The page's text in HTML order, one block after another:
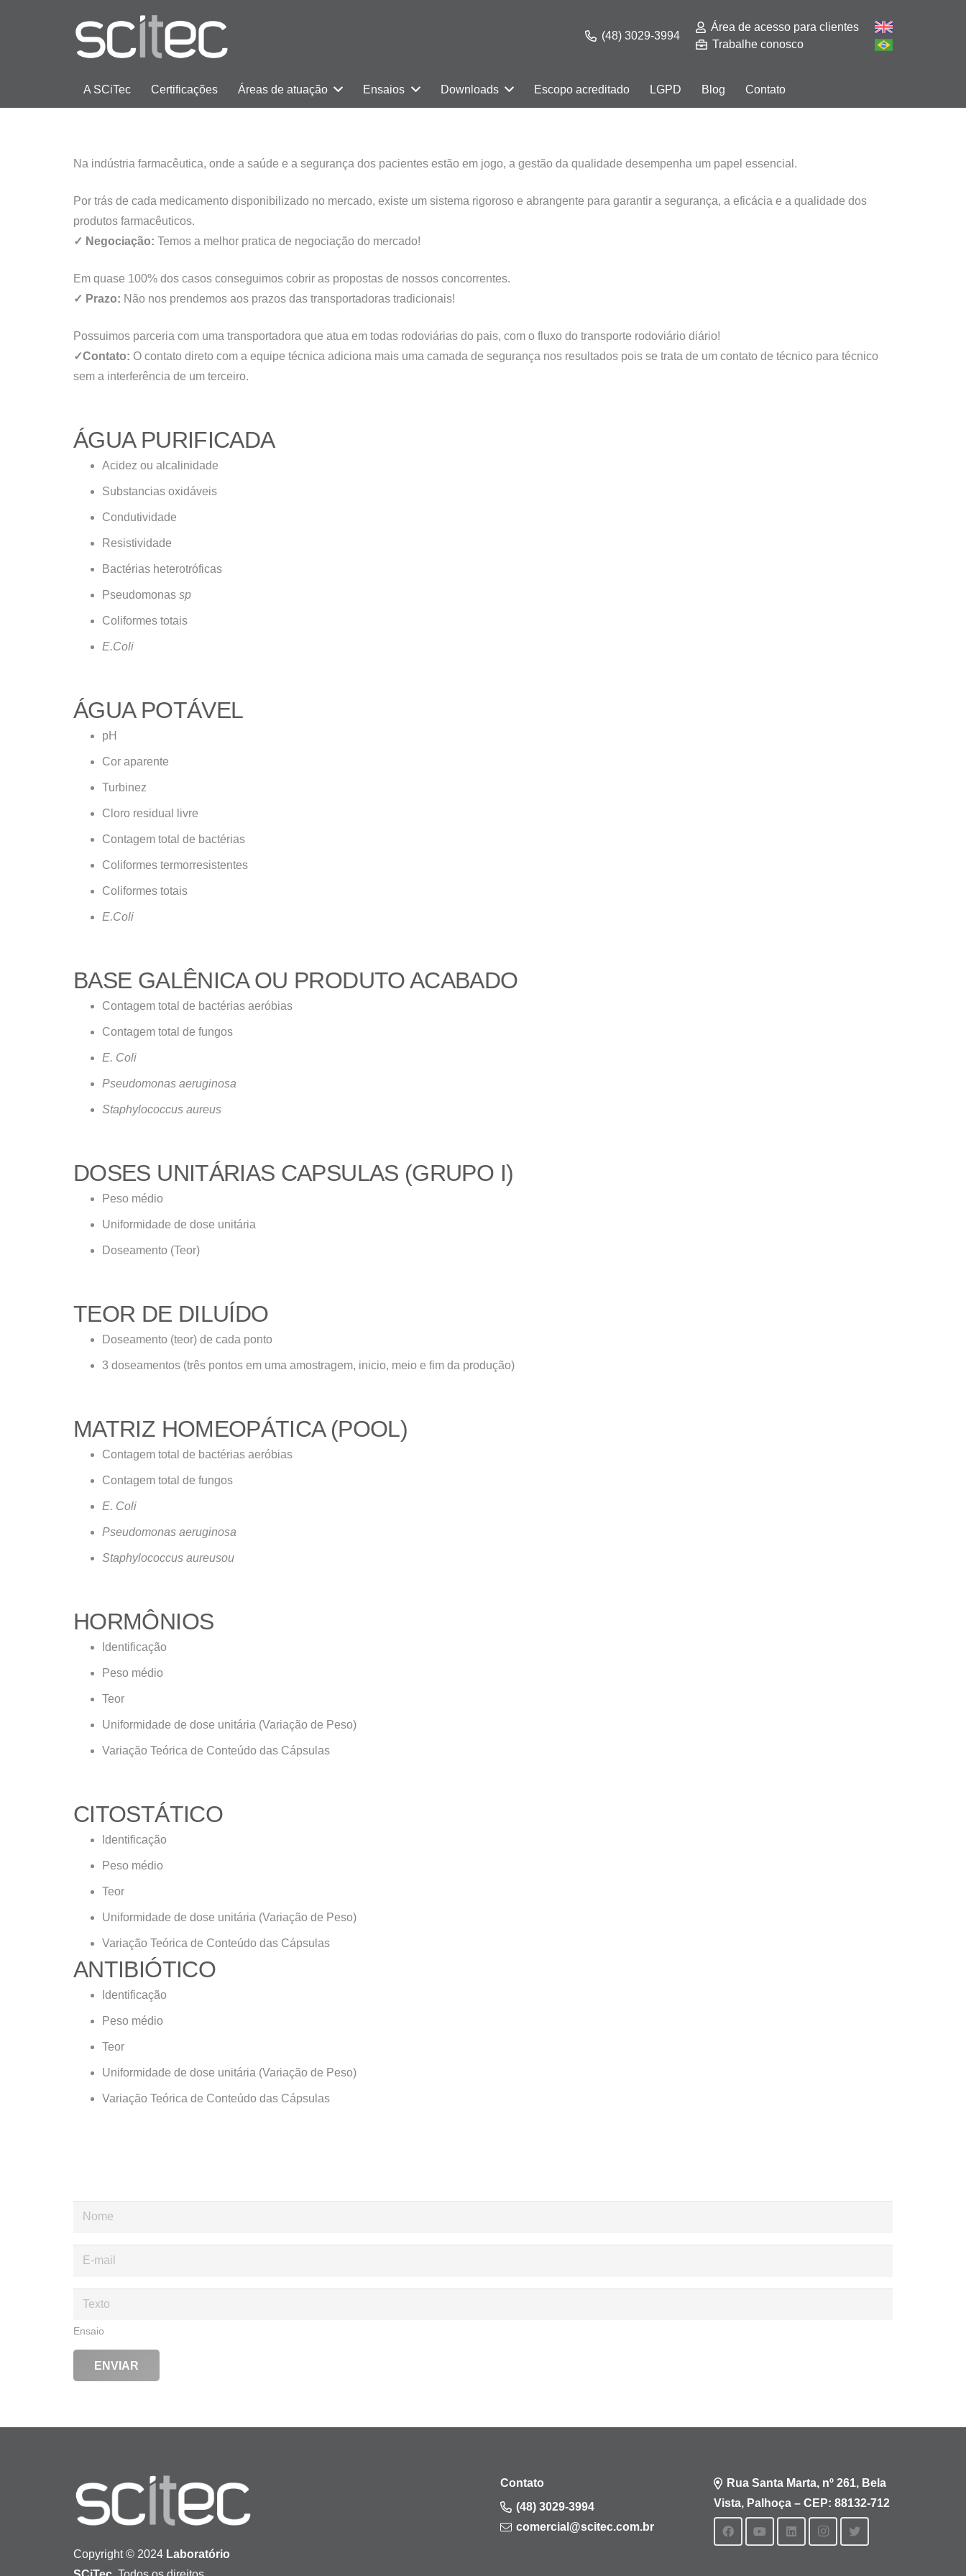
(48) 3029-3994
Área de acesso para clientes
Trabalhe conosco
A SCiTec Certificações Áreas de atuação Ensaios Downloads Escopo acreditado LGPD Blog Contato
Na indústria farmacêutica, onde a saúde e a segurança dos pacientes estão em jogo, a gestão da qualidade desempenha um papel essencial.
Por trás de cada medicamento disponibilizado no mercado, existe um sistema rigoroso e abrangente para garantir a segurança, a eficácia e a qualidade dos
produtos farmacêuticos.
✓ Negociação: Temos a melhor pratica de negociação do mercado!
Em quase 100% dos casos conseguimos cobrir as propostas de nossos concorrentes.
✓ Prazo: Não nos prendemos aos prazos das transportadoras tradicionais!
Possuimos parceria com uma transportadora que atua em todas rodoviárias do pais, com o fluxo do transporte rodoviário diário!
✓Contato: O contato direto com a equipe técnica adiciona mais uma camada de segurança nos resultados pois se trata de um contato de técnico para técnico
sem a interferência de um terceiro.
ÁGUA PURIFICADA
Acidez ou alcalinidade
Substancias oxidáveis
Condutividade
Resistividade
Bactérias heterotróficas
Pseudomonas sp
Coliformes totais
E.Coli
ÁGUA POTÁVEL
pH
Cor aparente
Turbinez
Cloro residual livre
Contagem total de bactérias
Coliformes termorresistentes
Coliformes totais
E.Coli
BASE GALÊNICA OU PRODUTO ACABADO
Contagem total de bactérias aeróbias
Contagem total de fungos
E. Coli
Pseudomonas aeruginosa
Staphylococcus aureus
DOSES UNITÁRIAS CAPSULAS (GRUPO I)
Peso médio
Uniformidade de dose unitária
Doseamento (Teor)
TEOR DE DILUÍDO
Doseamento (teor) de cada ponto
3 doseamentos (três pontos em uma amostragem, inicio, meio e fim da produção)
MATRIZ HOMEOPÁTICA (POOL)
Contagem total de bactérias aeróbias
Contagem total de fungos
E. Coli
Pseudomonas aeruginosa
Staphylococcus aureusou
HORMÔNIOS
Identificação
Peso médio
Teor
Uniformidade de dose unitária (Variação de Peso)
Variação Teórica de Conteúdo das Cápsulas
CITOSTÁTICO
Identificação
Peso médio
Teor
Uniformidade de dose unitária (Variação de Peso)
Variação Teórica de Conteúdo das Cápsulas
ANTIBIÓTICO
Identificação
Peso médio
Teor
Uniformidade de dose unitária (Variação de Peso)
Variação Teórica de Conteúdo das Cápsulas
Ensaio
ENVIAR
Copyright © 2024 Laboratório
Contato
(48) 3029-3994
comercial@scitec.com.br
Rua Santa Marta, nº 261, Bela
Vista, Palhoça – CEP: 88132-712